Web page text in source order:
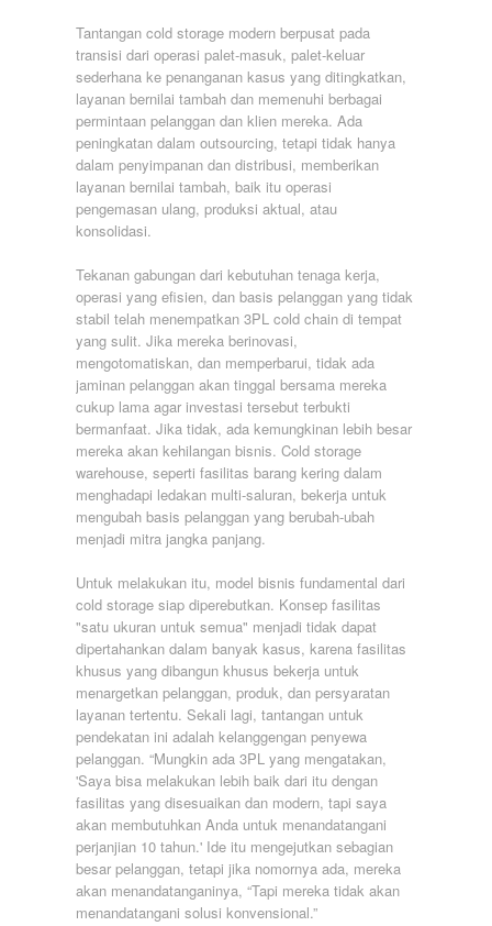
Tantangan cold storage modern berpusat pada
transisi dari operasi palet-masuk, palet-keluar
sederhana ke penanganan kasus yang ditingkatkan,
layanan bernilai tambah dan memenuhi berbagai
permintaan pelanggan dan klien mereka. Ada
peningkatan dalam outsourcing, tetapi tidak hanya
dalam penyimpanan dan distribusi, memberikan
layanan bernilai tambah, baik itu operasi
pengemasan ulang, produksi aktual, atau
konsolidasi.
Tekanan gabungan dari kebutuhan tenaga kerja,
operasi yang efisien, dan basis pelanggan yang tidak
stabil telah menempatkan 3PL cold chain di tempat
yang sulit. Jika mereka berinovasi,
mengotomatiskan, dan memperbarui, tidak ada
jaminan pelanggan akan tinggal bersama mereka
cukup lama agar investasi tersebut terbukti
bermanfaat. Jika tidak, ada kemungkinan lebih besar
mereka akan kehilangan bisnis. Cold storage
warehouse, seperti fasilitas barang kering dalam
menghadapi ledakan multi-saluran, bekerja untuk
mengubah basis pelanggan yang berubah-ubah
menjadi mitra jangka panjang.
Untuk melakukan itu, model bisnis fundamental dari
cold storage siap diperebutkan. Konsep fasilitas
"satu ukuran untuk semua" menjadi tidak dapat
dipertahankan dalam banyak kasus, karena fasilitas
khusus yang dibangun khusus bekerja untuk
menargetkan pelanggan, produk, dan persyaratan
layanan tertentu. Sekali lagi, tantangan untuk
pendekatan ini adalah kelanggengan penyewa
pelanggan. “Mungkin ada 3PL yang mengatakan,
'Saya bisa melakukan lebih baik dari itu dengan
fasilitas yang disesuaikan dan modern, tapi saya
akan membutuhkan Anda untuk menandatangani
perjanjian 10 tahun.' Ide itu mengejutkan sebagian
besar pelanggan, tetapi jika nomornya ada, mereka
akan menandatanganinya, “Tapi mereka tidak akan
menandatangani solusi konvensional.”